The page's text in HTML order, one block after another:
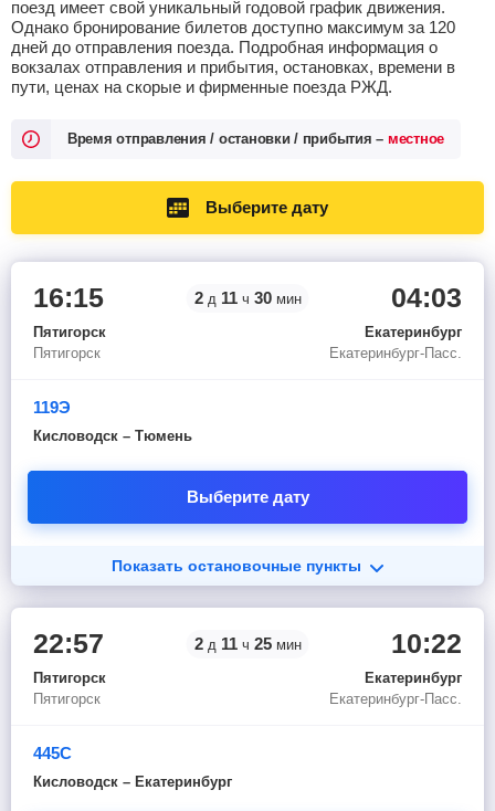
поезд имеет свой уникальный годовой график движения.
Однако бронирование билетов доступно максимум за 120
дней до отправления поезда. Подробная информация о
вокзалах отправления и прибытия, остановках, времени в
пути, ценах на скорые и фирменные поезда РЖД.
Время отправления / остановки / прибытия – местное
Выберите дату
16:15
Пятигорск
Пятигорск
2 д 11 ч 30 мин 04:03
Екатеринбург
Екатеринбург-Пасс.
119Э
Кисловодск – Тюмень
Выберите дату
Показать остановочные пункты
22:57
Пятигорск
Пятигорск
2 д 11 ч 25 мин 10:22
Екатеринбург
Екатеринбург-Пасс.
445С
Кисловодск – Екатеринбург